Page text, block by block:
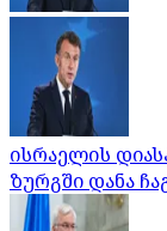
ისრაელის
ზურგში დანა